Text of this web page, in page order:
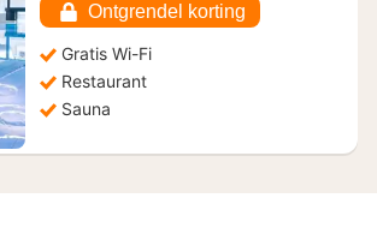
Ontgrendel korting
Gratis Wi-Fi
Restaurant
Sauna